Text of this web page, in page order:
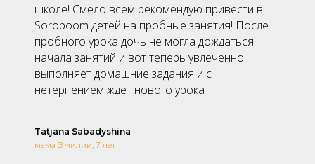
школе! Смело всем рекомендую привести в
Soroboom детей на пробные занятия! После
пробного урока дочь не могла дождаться
начала занятий и вот теперь увлеченно
выполняет домашние задания и с
нетерпением ждет нового урока
Tatjana Sabadyshina
мама Эмилии, 7 лет